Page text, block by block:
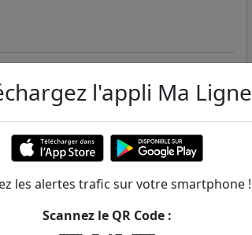
situées à moins de 1km de la gare
l'appli Ma Ligne
les alertes trafic sur votre smartphone !
Scannez le QR Code :